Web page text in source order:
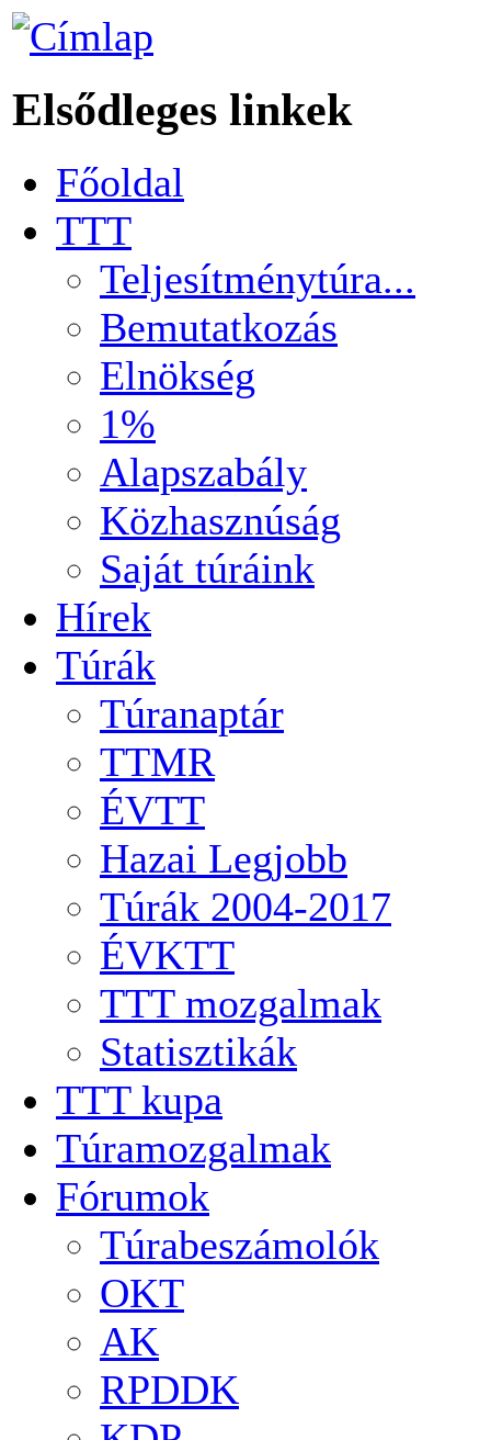
Elsődleges linkek
Főoldal
TTT
Teljesítménytúra...
Bemutatkozás
Elnökség
1%
Alapszabály
Közhasznúság
Saját túráink
Hírek
Túrák
Túranaptár
TTMR
ÉVTT
Hazai Legjobb
Túrák 2004-2017
ÉVKTT
TTT mozgalmak
Statisztikák
TTT kupa
Túramozgalmak
Fórumok
Túrabeszámolók
OKT
AK
RPDDK